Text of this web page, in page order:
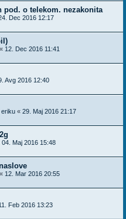
pod. o telekom. nezakonita
Dec 2016 12:17
« 12. Dec 2016 11:41
Avg 2016 12:40
eriku « 29. Maj 2016 21:17
04. Maj 2016 15:48
« 12. Mar 2016 20:55
Feb 2016 13:23